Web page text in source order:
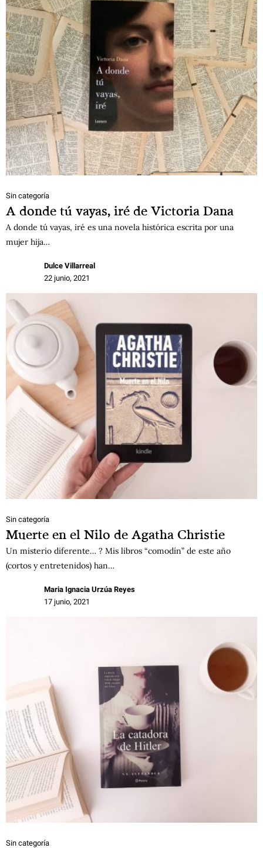
Sin categoría
A donde tú vayas, iré de Victoria Dana
A donde tú vayas, iré es una novela histórica escrita por una
mujer hija…
Dulce Villarreal
22 junio, 2021
Sin categoría
Muerte en el Nilo de Agatha Christie
Un misterio diferente… ? Mis libros “comodín” de este año
(cortos y entretenidos) han…
Maria Ignacia Urzúa Reyes
17 junio, 2021
Sin categoría